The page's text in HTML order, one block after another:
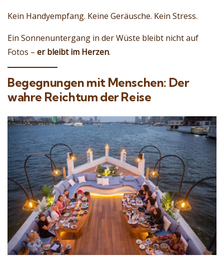
Kein Handyempfang. Keine Geräusche. Kein Stress.
Ein Sonnenuntergang in der Wüste bleibt nicht auf
Fotos – er bleibt im Herzen.
Begegnungen mit Menschen: Der
wahre Reichtum der Reise